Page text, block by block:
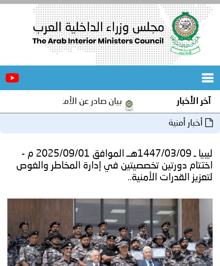
الرئيسية
المكاتب
المجلس
مؤتمرات
و
اجتماعات
جهود
إنجازات
برامج
توعوية
الخدمات
الإلكترونية
صور
آخر الأخبار بيان صادر عن الأمانة العامة لمجلس
أخبار أمنية
ليبيا ـ 1447/03/09هــ الموافق 2025/09/01 م -
اختتام دورتين تخصصيتين في إدارة المخاطر والغوص
لتعزيز القدرات الأمنية..